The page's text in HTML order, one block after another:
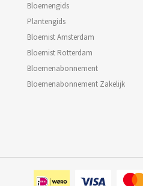
Bloemengids
Plantengids
Bloemist Amsterdam
Bloemist Rotterdam
Bloemenabonnement
Bloemenabonnement Zakelijk